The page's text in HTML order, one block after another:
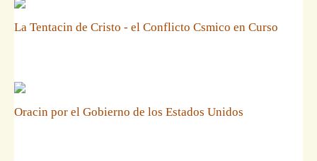
La Tentacin de Cristo - el Conflicto Csmico en Curso
Oracin por el Gobierno de los Estados Unidos